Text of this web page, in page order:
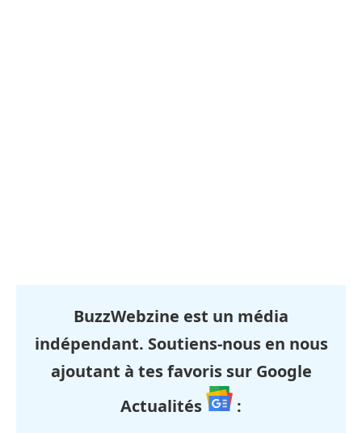
BuzzWebzine est un média
indépendant. Soutiens-nous en nous
ajoutant à tes favoris sur Google
Actualités
: